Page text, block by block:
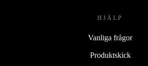
HJÄLP
Vanliga frågor
Produktskick